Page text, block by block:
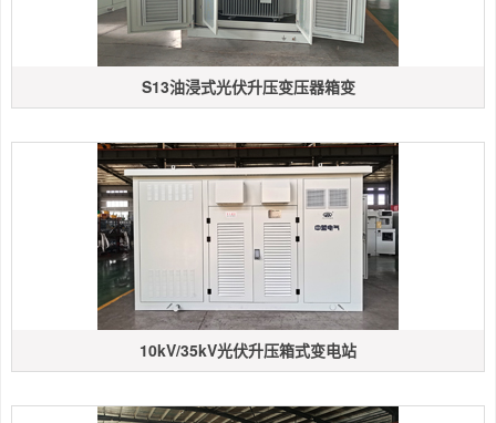
S13油浸式光伏升压变压器箱变
10kV/35kV光伏升压箱式变电站